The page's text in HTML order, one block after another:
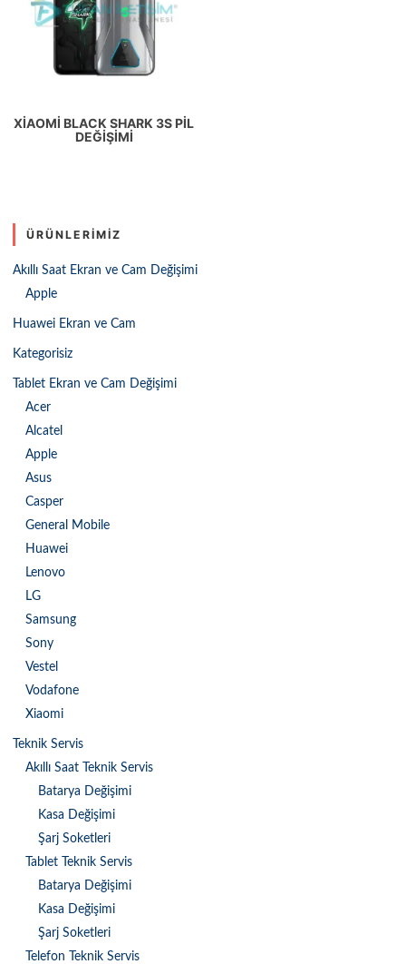
XIAOMI BLACK SHARK 3S PIL
DEĞIŞIMI
ÜRÜNLERIMIZ
Akıllı Saat Ekran ve Cam Değişimi
Apple
Huawei Ekran ve Cam
Kategorisiz
Tablet Ekran ve Cam Değişimi
Acer
Alcatel
Apple
Asus
Casper
General Mobile
Huawei
Lenovo
LG
Samsung
Sony
Vestel
Vodafone
Xiaomi
Teknik Servis
Akıllı Saat Teknik Servis
Batarya Değişimi
Kasa Değişimi
Şarj Soketleri
Tablet Teknik Servis
Batarya Değişimi
Kasa Değişimi
Şarj Soketleri
Telefon Teknik Servis